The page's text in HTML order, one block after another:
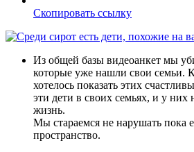
Скопировать ссылку
Из общей базы видеоанкет мы
которые уже нашли свои семьи.
хотелось показать этих
эти дети в своих семьях, и у них
жизнь.
Мы стараемся не нарушать пока
пространство.